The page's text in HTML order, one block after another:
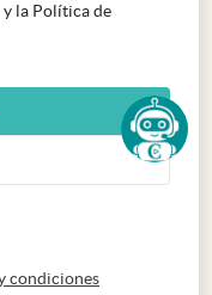
la Política de
condicionesabre en nueva